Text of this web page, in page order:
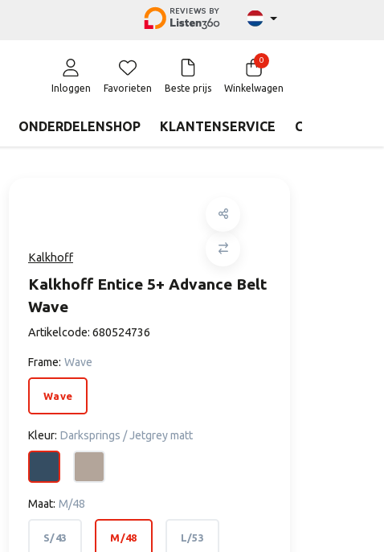
Inloggen Favorieten Beste prijs
0
Winkelwagen
ONDERDELENSHOP KLANTENSERVICE CONTACT
Kalkhoff
Kalkhoff Entice 5+ Advance Belt
Wave
Artikelcode: 680524736
Frame: Wave
Wave
Kleur: Darksprings / Jetgrey matt
Maat: M/48
S/43 M/48 L/53